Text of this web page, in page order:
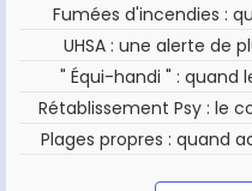
Fumées d'incendies :
UHSA : une alerte de
" Équi-handi " : quand
Rétablissement Psy : le
Plages propres : quand